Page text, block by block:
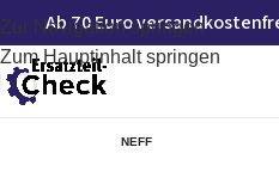
Zur Navigation springen
Zum Hauptinhalt springen
Ab 70 Euro
NEFF